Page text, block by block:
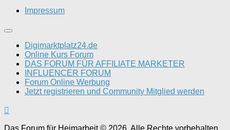
Impressum
Digimarktplatz24.de
Online Kurs Forum
DAS FORUM FÜR AFFILIATE MARKETER
INFLUENCER FORUM
Forum Online Werbung
Jetzt registrieren und Community Mitglied werden
Das Forum für Heimarbeit © 2026. Alle Rechte vorbehalten.